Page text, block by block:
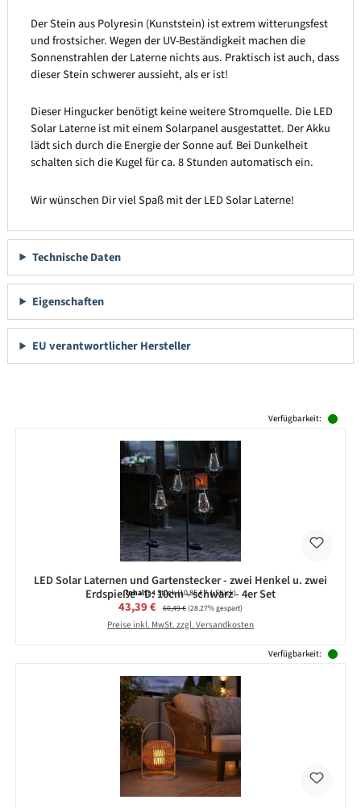
Der Stein aus Polyresin (Kunststein) ist extrem witterungsfest
und frostsicher. Wegen der UV-Beständigkeit machen die
Sonnenstrahlen der Laterne nichts aus. Praktisch ist auch, dass
dieser Stein schwerer aussieht, als er ist!
Dieser Hingucker benötigt keine weitere Stromquelle. Die LED
Solar Laterne ist mit einem Solarpanel ausgestattet. Der Akku
lädt sich durch die Energie der Sonne auf. Bei Dunkelheit
schalten sich die Kugel für ca. 8 Stunden automatisch ein.
Wir wünschen Dir viel Spaß mit der LED Solar Laterne!
Technische Daten
Eigenschaften
EU verantwortlicher Hersteller
Verfügbarkeit:
LED Solar Laternen und Gartenstecker - zwei Henkel u. zwei
Erdspieße - D: 10cm - schwarz - 4er Set
Inhalt:4 Stück(10,85 € / 1 Stück)
Verkaufspreis:
43,39 € Regulärer Preis:
60,49 €(28.27% gespart)
Preise inkl. MwSt. zzgl. Versandkosten
Verfügbarkeit: